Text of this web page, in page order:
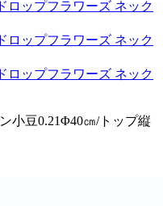
小豆0.21Φ40㎝/トップ縦